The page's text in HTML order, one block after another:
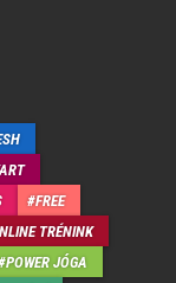
FREE
TRÉNINK
POWER JÓGA